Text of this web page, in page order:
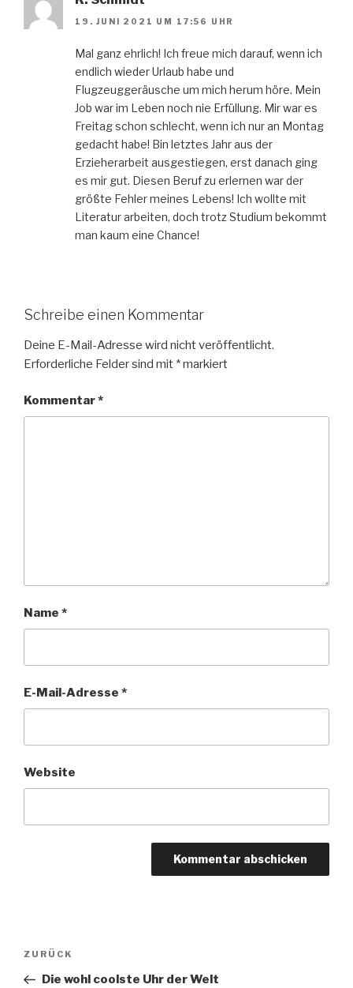
19. JUNI 2021 UM 17:56 UHR
Mal ganz ehrlich! Ich freue mich darauf, wenn ich
endlich wieder Urlaub habe und
Flugzeuggeräusche um mich herum höre. Mein
Job war im Leben noch nie Erfüllung. Mir war es
Freitag schon schlecht, wenn ich nur an Montag
gedacht habe! Bin letztes Jahr aus der
Erzieherarbeit ausgestiegen, erst danach ging
es mir gut. Diesen Beruf zu erlernen war der
größte Fehler meines Lebens! Ich wollte mit
Literatur arbeiten, doch trotz Studium bekommt
man kaum eine Chance!
Schreibe einen Kommentar
Deine E-Mail-Adresse wird nicht veröffentlicht.
Erforderliche Felder sind mit *markiert
Kommentar*
Name *
E-Mail-Adresse *
Website
Beitragsnavigation
Vorheriger
Beitrag
ZURÜCK
Die wohl coolste Uhr der Welt